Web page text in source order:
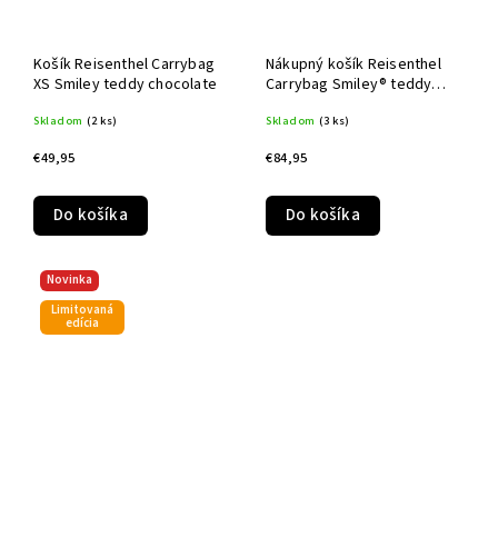
Košík Reisenthel Carrybag
XS Smiley teddy chocolate
Skladom (2 ks)
€49,95
Do košíka
Nákupný košík Reisenthel
Carrybag Smiley® teddy
Skladom (3 ks)
€84,95
Do košíka
Novinka
Limitovaná
edícia